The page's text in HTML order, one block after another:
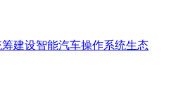
建设智能汽车操作系统生态